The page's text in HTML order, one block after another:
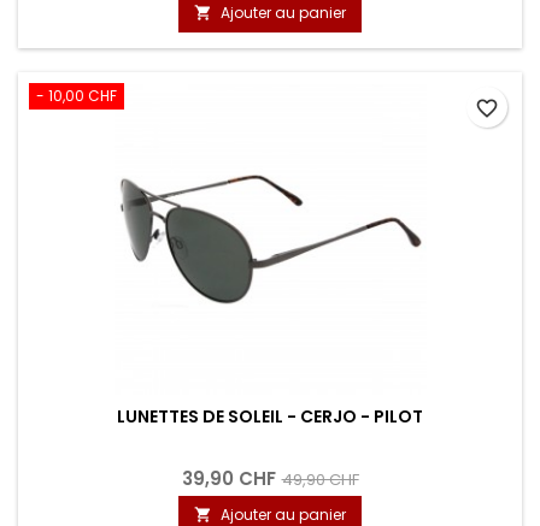
 Ajouter au panier
- 10,00 CHF
LUNETTES DE SOLEIL - CERJO - PILOT
39,90 CHF 49,90 CHF
 Ajouter au panier
favorite_border